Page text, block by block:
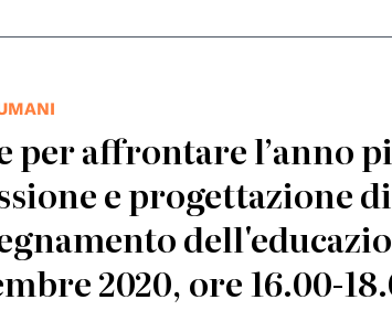
per affrontare l’anno
e progettazione
2020, ore 16.00-